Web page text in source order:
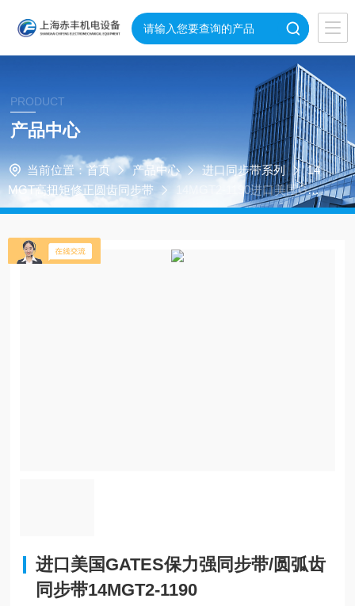
PRODUCT
产品中心
当前位置： 首页 产品中心 进口同步带系列
14
MGT高扭矩修正圆齿同步带
14MGT2-1190进口美国GAT
ES保力强同步带/圆弧齿同步带14MGT2-1190
进口美国GATES保力强同步带/圆弧齿
同步带14MGT2-1190